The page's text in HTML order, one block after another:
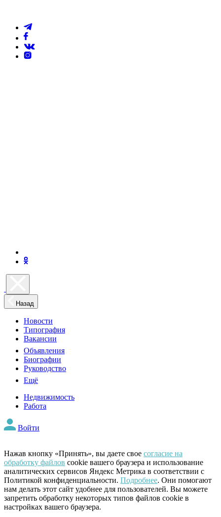
Назад
Новости
Типография
Вакансии
Объявления
Биографии
Руководство
Ещё
Недвижимость
Работа
Войти
Нажав кнопку «Принять», вы даете свое согласие на
обработку файлов cookie вашего браузера и использование
аналитических сервисов Яндекс Метрика в соответствии с
Политикой конфиденциальности. Подробнее. Они помогают
нам делать этот сайт удобнее для пользователей. Вы можете
запретить обработку некоторых типов файлов cookie в
настройках вашего браузера.